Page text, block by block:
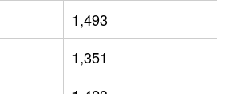
1,493
1,351